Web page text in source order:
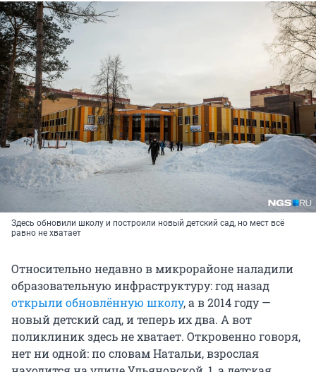
Здесь обновили школу и построили новый детский сад, но мест всё
равно не хватает
Относительно недавно в микрорайоне наладили
образовательную инфраструктуру: год назад
открыли обновлённую школу, а в 2014 году —
новый детский сад, и теперь их два. А вот
поликлиник здесь не хватает. Откровенно говоря,
нет ни одной: по словам Натальи, взрослая